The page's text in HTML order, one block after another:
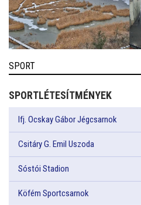
SPORT
SPORTLÉTESÍTMÉNYEK
Ifj. Ocskay Gábor Jégcsarnok
Csitáry G. Emil Uszoda
Sóstói Stadion
Köfém Sportcsarnok